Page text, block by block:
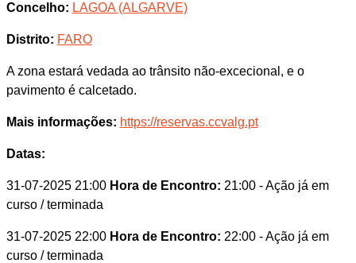
Concelho: LAGOA (ALGARVE)
Distrito: FARO
A zona estará vedada ao trânsito não-excecional, e o
pavimento é calcetado.
Mais informações: https://reservas.ccvalg.pt
Datas:
31-07-2025 21:00 Hora de Encontro: 21:00 - Ação já em
curso / terminada
31-07-2025 22:00 Hora de Encontro: 22:00 - Ação já em
curso / terminada